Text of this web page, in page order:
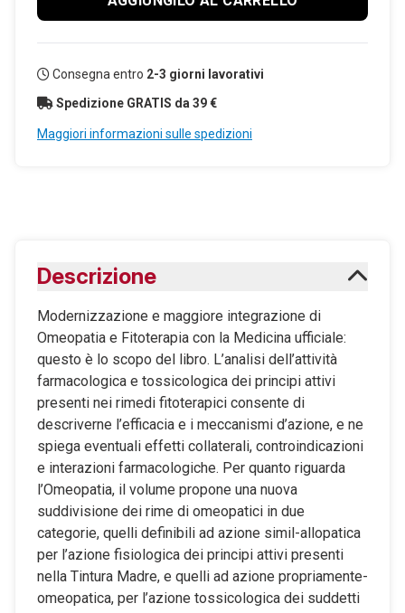
Consegna entro 2-3 giorni lavorativi
Spedizione GRATIS da 39 €
Maggiori informazioni sulle spedizioni
Descrizione
Modernizzazione e maggiore integrazione di
Omeopatia e Fitoterapia con la Medicina ufficiale:
questo è lo scopo del libro. L’analisi dell’attività
farmacologica e tossicologica dei principi attivi
presenti nei rimedi fitoterapici consente di
descriverne l’efficacia e i meccanismi d’azione, e ne
spiega eventuali effetti collaterali, controindicazioni
e interazioni farmacologiche. Per quanto riguarda
l’Omeopatia, il volume propone una nuova
suddivisione dei rime di omeopatici in due
categorie, quelli definibili ad azione simil-allopatica
per l’azione fisiologica dei principi attivi presenti
nella Tintura Madre, e quelli ad azione propriamente-
omeopatica, per l’azione tossicologica dei suddetti